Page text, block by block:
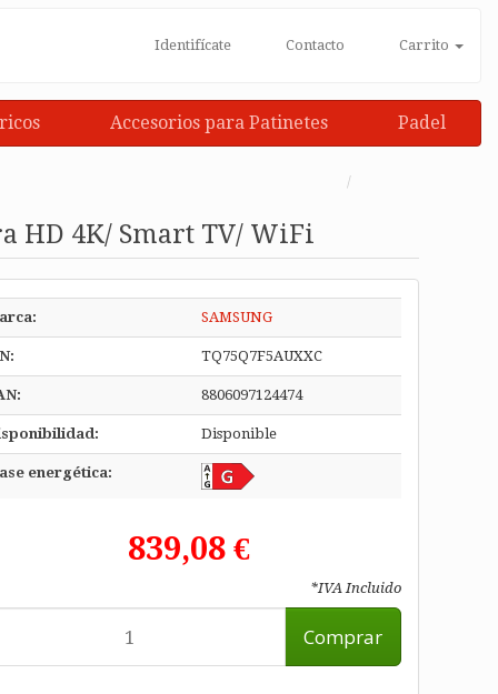
Identifícate Contacto Carrito
Accesorios para Patinetes Padel
HD 4K/ Smart TV/ WiFi
SAMSUNG
TQ75Q7F5AUXXC
8806097124474
Disponible
energética:
839,08 €
*IVA Incluido
Comprar